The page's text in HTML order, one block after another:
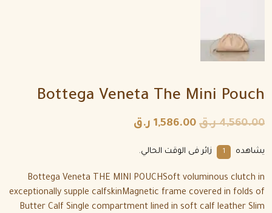
Bottega Veneta The Mini Pouch
4,560.00 ر.ق 1,586.00 ر.ق
يشاهده 5 زائر فى الوقت الحالي.
Bottega Veneta THE MINI POUCHSoft voluminous clutch in
exceptionally supple calfskinMagnetic frame covered in folds of
Butter Calf Single compartment lined in soft calf leather Slim